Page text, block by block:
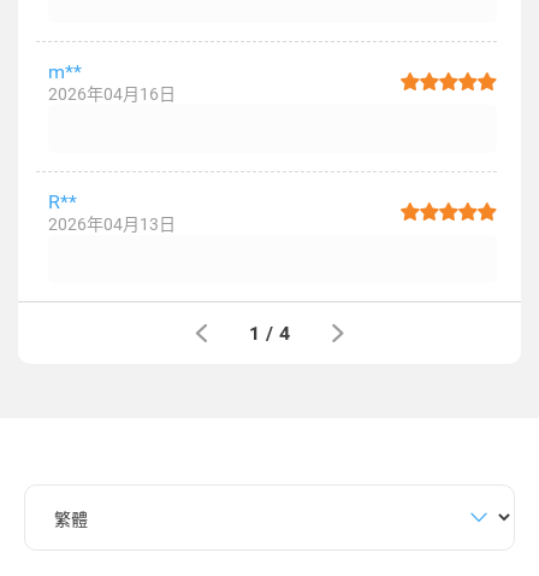
m**
2026年04月16日
R**
2026年04月13日
1 / 4